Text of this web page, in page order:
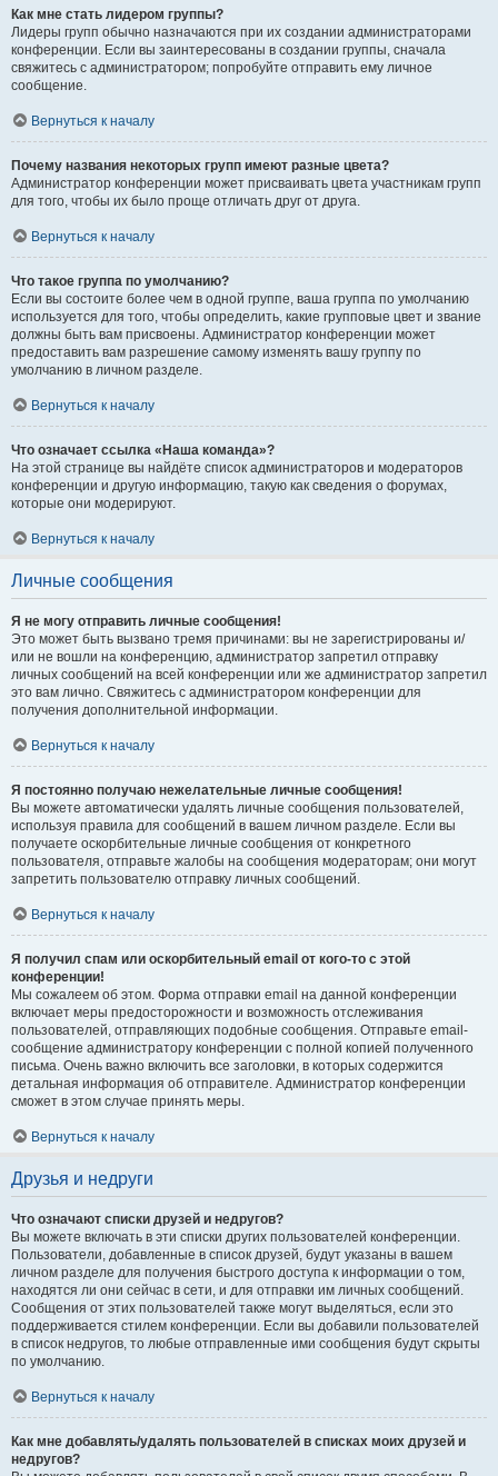
Как мне стать лидером группы?
Лидеры групп обычно назначаются при их создании администраторами
конференции. Если вы заинтересованы в создании группы, сначала
свяжитесь с администратором; попробуйте отправить ему личное
сообщение.
Вернуться к началу
Почему названия некоторых групп имеют разные цвета?
Администратор конференции может присваивать цвета участникам групп
для того, чтобы их было проще отличать друг от друга.
Вернуться к началу
Что такое группа по умолчанию?
Если вы состоите более чем в одной группе, ваша группа по умолчанию
используется для того, чтобы определить, какие групповые цвет и звание
должны быть вам присвоены. Администратор конференции может
предоставить вам разрешение самому изменять вашу группу по
умолчанию в личном разделе.
Вернуться к началу
Что означает ссылка «Наша команда»?
На этой странице вы найдёте список администраторов и модераторов
конференции и другую информацию, такую как сведения о форумах,
которые они модерируют.
Вернуться к началу
Личные сообщения
Я не могу отправить личные сообщения!
Это может быть вызвано тремя причинами: вы не зарегистрированы и/
или не вошли на конференцию, администратор запретил отправку
личных сообщений на всей конференции или же администратор запретил
это вам лично. Свяжитесь с администратором конференции для
получения дополнительной информации.
Вернуться к началу
Я постоянно получаю нежелательные личные сообщения!
Вы можете автоматически удалять личные сообщения пользователей,
используя правила для сообщений в вашем личном разделе. Если вы
получаете оскорбительные личные сообщения от конкретного
пользователя, отправьте жалобы на сообщения модераторам; они могут
запретить пользователю отправку личных сообщений.
Вернуться к началу
Я получил спам или оскорбительный email от кого-то с этой
конференции!
Мы сожалеем об этом. Форма отправки email на данной конференции
включает меры предосторожности и возможность отслеживания
пользователей, отправляющих подобные сообщения. Отправьте email-
сообщение администратору конференции с полной копией полученного
письма. Очень важно включить все заголовки, в которых содержится
детальная информация об отправителе. Администратор конференции
сможет в этом случае принять меры.
Вернуться к началу
Друзья и недруги
Что означают списки друзей и недругов?
Вы можете включать в эти списки других пользователей конференции.
Пользователи, добавленные в список друзей, будут указаны в вашем
личном разделе для получения быстрого доступа к информации о том,
находятся ли они сейчас в сети, и для отправки им личных сообщений.
Сообщения от этих пользователей также могут выделяться, если это
поддерживается стилем конференции. Если вы добавили пользователей
в список недругов, то любые отправленные ими сообщения будут скрыты
по умолчанию.
Вернуться к началу
Как мне добавлять/удалять пользователей в списках моих друзей и
недругов?